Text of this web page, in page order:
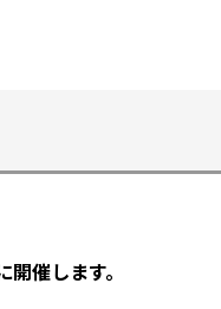
催します。